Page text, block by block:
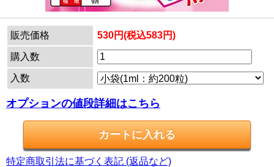
販売価格 530円(税込583円)
購入数
入数
オプションの値段詳細はこちら
特定商取引法に基づく表記 (返品など)